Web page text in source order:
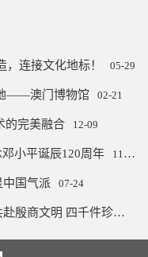
连接文化地标！ 05-29
——澳门博物馆 02-21
的完美融合 12-09
小平诞辰120周年 11-07
国气派 07-24
殷墟博物馆新馆开放：克里克邀您共赴殷商文明 四千件珍宝璨若星河